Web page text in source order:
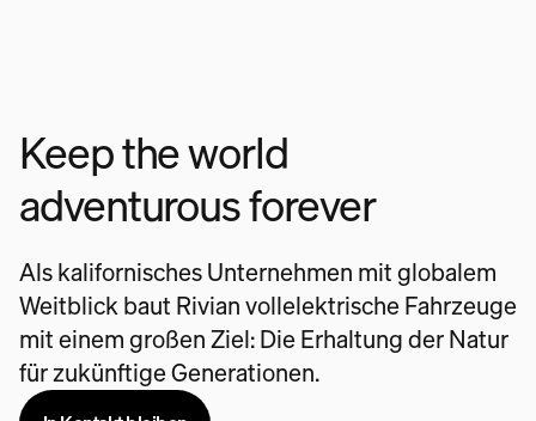
Keep the world
adventurous forever
Als kalifornisches Unternehmen mit globalem
Weitblick baut Rivian vollelektrische Fahrzeuge
mit einem großen Ziel: Die Erhaltung der Natur
für zukünftige Generationen.